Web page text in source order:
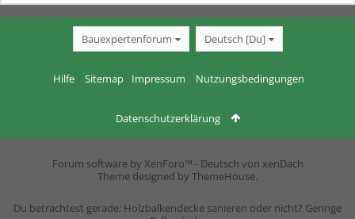
Bauexpertenforum Deutsch [Du]
Hilfe Sitemap Impressum Nutzungsbedingungen
Datenschutzerklärung
Forum software by XenForo™ - Deutsch von xenDach
Theme designed by ThemeHouse.
Du betrachtest gerade: Holzbalkendecke sanieren oder nicht? Geringe